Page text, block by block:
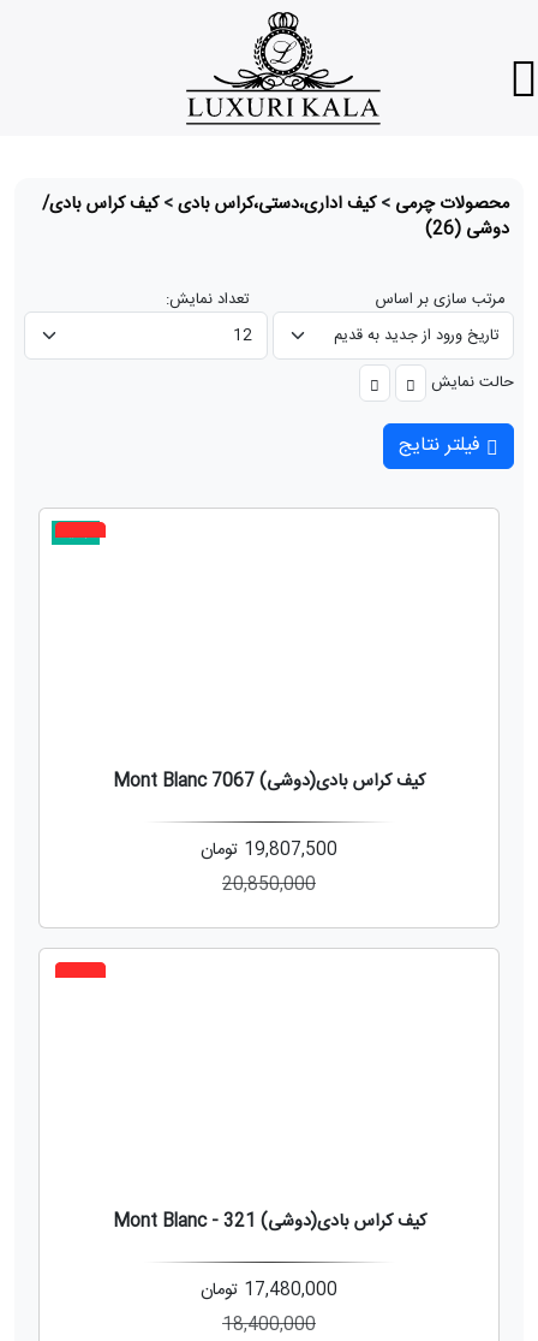
محصولات چرمی >کیف اداری،دستی،کراس بادی>کیف کراس بادی/
دوشی (26)
مرتب سازی بر اساس تعداد نمایش:
حالت نمایش
فیلتر نتایج
جدید
کیف کراس بادی(دوشی) 7067 Mont Blanc
19,807,500 تومان
20,850,000
کیف کراس بادی(دوشی) 321 - Mont Blanc
17,480,000 تومان
18,400,000